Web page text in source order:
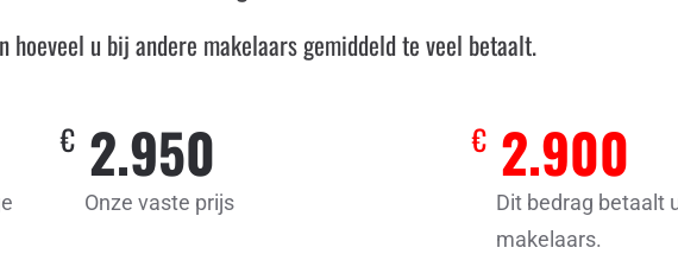
u bij andere makelaars gemiddeld te veel betaalt.
€ 2.950
Onze vaste prijs
€ 2.900
Dit bedrag betaalt
makelaars.